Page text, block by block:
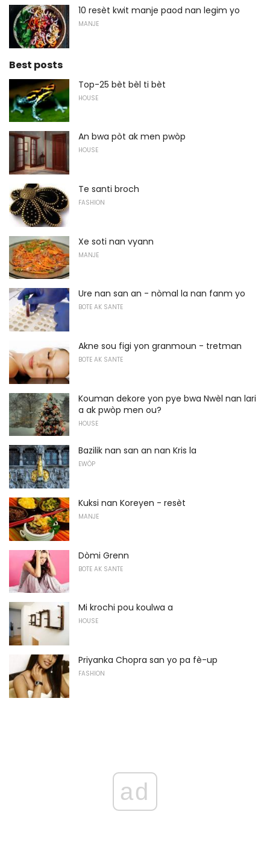
10 resèt kwit manje paod nan legim yo
MANJE
Best posts
Top-25 bèt bèl ti bèt
HOUSE
An bwa pòt ak men pwòp
HOUSE
Te santi broch
FASHION
Xe soti nan vyann
MANJE
Ure nan san an - nòmal la nan fanm yo
BOTE AK SANTE
Akne sou figi yon granmoun - tretman
BOTE AK SANTE
Kouman dekore yon pye bwa Nwèl nan lari
a ak pwòp men ou?
HOUSE
Bazilik nan san an nan Kris la
EWÒP
Kuksi nan Koreyen - resèt
MANJE
Dòmi Grenn
BOTE AK SANTE
Mi krochi pou koulwa a
HOUSE
Priyanka Chopra san yo pa fè-up
FASHION
ad